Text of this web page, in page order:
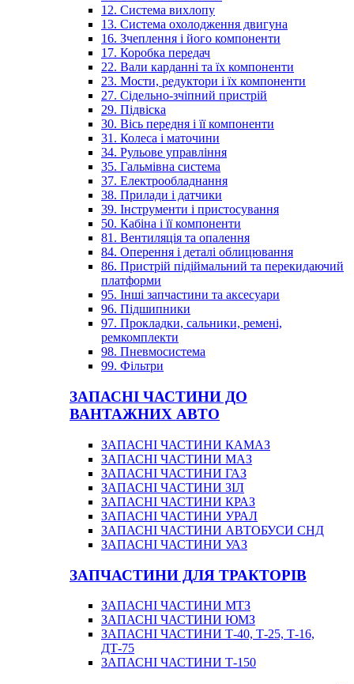
12. Система вихлопу
13. Система охолодження двигуна
16. Зчеплення і його компоненти
17. Коробка передач
22. Вали карданні та їх компоненти
23. Мости, редуктори і їх компоненти
27. Сідельно-зчіпний пристрій
29. Підвіска
30. Вісь передня і її компоненти
31. Колеса і маточини
34. Рульове управління
35. Гальмівна система
37. Електрообладнання
38. Прилади і датчики
39. Інструменти і пристосування
50. Кабіна і її компоненти
81. Вентиляція та опалення
84. Оперення і деталі облицювання
86. Пристрій підіймальний та перекидаючий
платформи
95. Інші запчастини та аксесуари
96. Підшипники
97. Прокладки, сальники, ремені,
ремкомплекти
98. Пневмосистема
99. Фільтри
ЗАПАСНІ ЧАСТИНИ ДО
ВАНТАЖНИХ АВТО
ЗАПАСНІ ЧАСТИНИ КАМАЗ
ЗАПАСНІ ЧАСТИНИ МАЗ
ЗАПАСНІ ЧАСТИНИ ГАЗ
ЗАПАСНІ ЧАСТИНИ ЗІЛ
ЗАПАСНІ ЧАСТИНИ КРАЗ
ЗАПАСНІ ЧАСТИНИ УРАЛ
ЗАПАСНІ ЧАСТИНИ АВТОБУСИ СНД
ЗАПАСНІ ЧАСТИНИ УАЗ
ЗАПЧАСТИНИ ДЛЯ ТРАКТОРІВ
ЗАПАСНІ ЧАСТИНИ МТЗ
ЗАПАСНІ ЧАСТИНИ ЮМЗ
ЗАПАСНІ ЧАСТИНИ Т-40, Т-25, Т-16,
ДТ-75
ЗАПАСНІ ЧАСТИНИ Т-150